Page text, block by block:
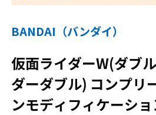
BANDAI（バンダイ）
仮面ライダーW(ダブ
ダーダブル) コンプリ
ンモディフィケーシ